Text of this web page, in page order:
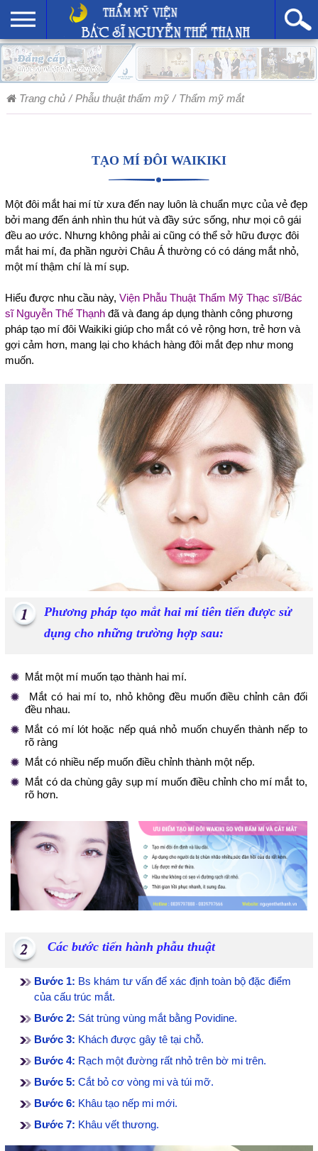
Trang chủ / Phẫu thuật thẩm mỹ / Thẩm mỹ mắt
TẠO MÍ ĐÔI WAIKIKI
Một đôi mắt hai mí từ xưa đến nay luôn là chuẩn mực của vẻ đẹp
bởi mang đến ánh nhìn thu hút và đầy sức sống, như mọi cô gái
đều ao ước. Nhưng không phải ai cũng có thể sở hữu được đôi
mắt hai mí, đa phần người Châu Á thường có có dáng mắt nhỏ,
một mí thậm chí là mí sụp.
Hiểu được nhu cầu này, Viện Phẫu Thuật Thẩm Mỹ Thạc sĩ/Bác
sĩ Nguyễn Thế Thạnhđã và đang áp dụng thành công phương
pháp tạo mí đôi Waikiki giúp cho mắt có vẻ rộng hơn, trẻ hơn và
gợi cảm hơn, mang lại cho khách hàng đôi mắt đẹp như mong
muốn.
Phương pháp tạo mắt hai mí tiên tiến được sử
dụng cho những trường hợp sau:
Mắt một mí muốn tạo thành hai mí.
Mắt có hai mí to, nhỏ không đều muốn điều chỉnh cân đối
đều nhau.
Mắt có mí lót hoặc nếp quá nhỏ muốn chuyển thành nếp to
rõ ràng
Mắt có nhiều nếp muốn điều chỉnh thành một nếp.
Mắt có da chùng gây sụp mí muốn điều chỉnh cho mí mắt to,
rõ hơn.
Các bước tiến hành phẫu thuật
Bước 1: Bs khám tư vấn để xác định toàn bộ đặc điểm
của cấu trúc mắt.
Bước 2: Sát trùng vùng mắt bằng Povidine.
Bước 3: Khách được gây tê tại chỗ.
Bước 4: Rạch một đường rất nhỏ trên bờ mi trên.
Bước 5: Cắt bỏ cơ vòng mi và túi mỡ.
Bước 6: Khâu tạo nếp mi mới.
Bước 7: Khâu vết thương.